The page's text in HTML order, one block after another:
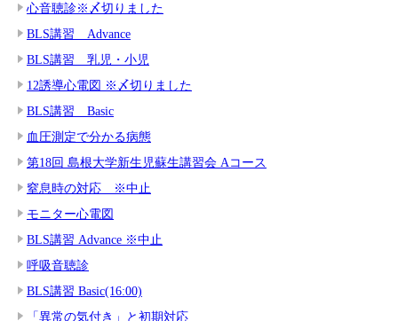
心音聴診※〆切りました
BLS講習 Advance
BLS講習 乳児・小児
12誘導心電図 ※〆切りました
BLS講習 Basic
血圧測定で分かる病態
第18回 島根大学新生児蘇生講習会 Aコース
窒息時の対応 ※中止
モニター心電図
BLS講習 Advance ※中止
呼吸音聴診
BLS講習 Basic(16:00)
「異常の気付き」と初期対応